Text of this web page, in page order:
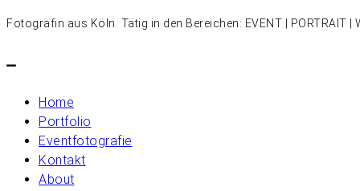
Fotografin aus Köln. Tätig in den Bereichen: EVENT | PORTRAIT |
–
Home
Portfolio
Eventfotografie
Kontakt
About